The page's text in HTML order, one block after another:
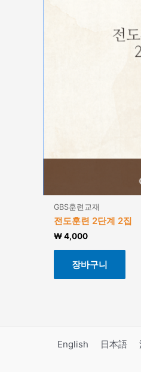
GBS훈련교재
전도훈련 2단계 2집
₩4,000
장바구니
English 日本語